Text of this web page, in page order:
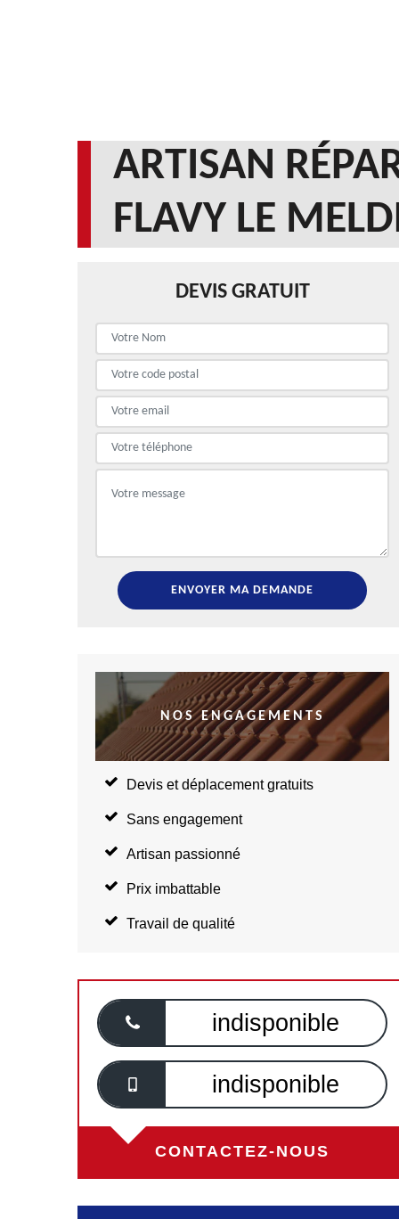
ARTISAN
FLAVY LE
DEVIS GRATUIT
NOS ENGAGEMENTS
Devis et déplacement gratuits
Sans engagement
Artisan passionné
Prix imbattable
Travail de qualité
indisponible
indisponible
CONTACTEZ-NOUS